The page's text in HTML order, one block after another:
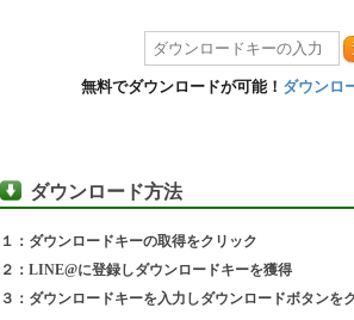
無料でダウンロードが可能！ ダウンロ
ダウンロード方法
１：ダウンロードキーの取得をクリック
２：LINE@に登録しダウンロードキーを獲得
３：ダウンロードキーを入力しダウンロードボタンを